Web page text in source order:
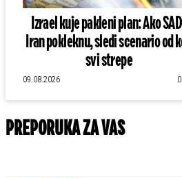
Izrael kuje pakleni plan: Ako
Iran pokleknu, sledi scenario od
svi strepe
09.08.2026
PREPORUKA ZA VAS